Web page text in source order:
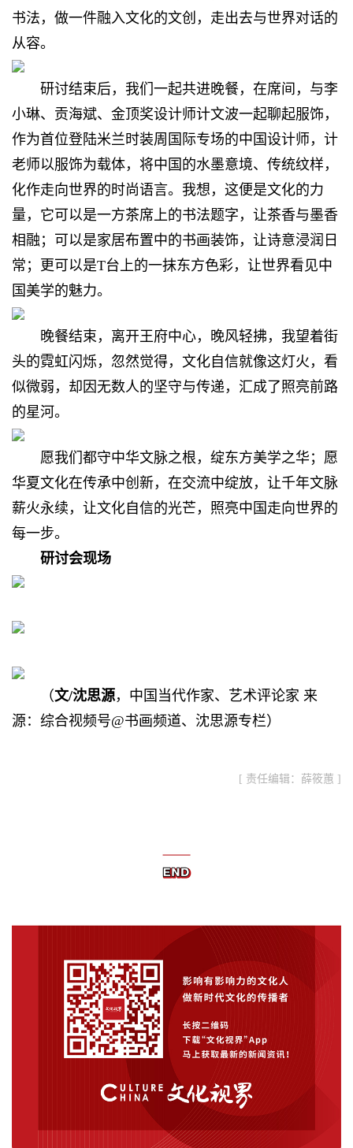
书法，做一件融入文化的文创，走出去与世界对话的
从容。
研讨结束后，我们一起共进晚餐，在席间，与李
小琳、贡海斌、金顶奖设计师计文波一起聊起服饰，
作为首位登陆米兰时装周国际专场的中国设计师，计
老师以服饰为载体，将中国的水墨意境、传统纹样，
化作走向世界的时尚语言。我想，这便是文化的力
量，它可以是一方茶席上的书法题字，让茶香与墨香
相融；可以是家居布置中的书画装饰，让诗意浸润日
常；更可以是T台上的一抹东方色彩，让世界看见中
国美学的魅力。
晚餐结束，离开王府中心，晚风轻拂，我望着街
头的霓虹闪烁，忽然觉得，文化自信就像这灯火，看
似微弱，却因无数人的坚守与传递，汇成了照亮前路
的星河。
愿我们都守中华文脉之根，绽东方美学之华；愿
华夏文化在传承中创新，在交流中绽放，让千年文脉
薪火永续，让文化自信的光芒，照亮中国走向世界的
每一步。
研讨会现场
（文/沈思源，中国当代作家、艺术评论家 来
源：综合视频号@书画频道、 沈思源专栏）
[ 责任编辑：薛筱蕙 ]